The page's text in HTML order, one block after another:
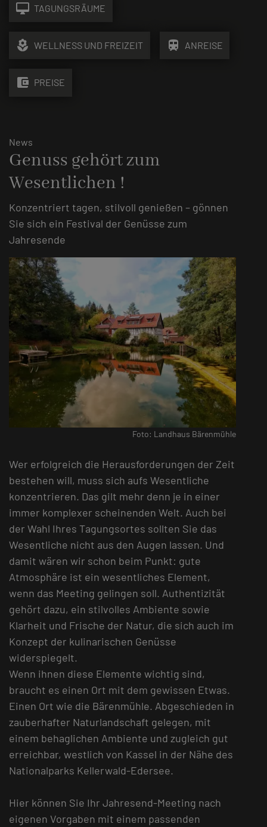
desktop_mac TAGUNGSRÄUME
local_florist WELLNESS UND FREIZEIT train ANREISE
account_balance_wallet PREISE
News
Genuss gehört zum
Wesentlichen !
Konzentriert tagen, stilvoll genießen – gönnen
Sie sich ein Festival der Genüsse zum
Jahresende
Foto: Landhaus Bärenmühle
Wer erfolgreich die Herausforderungen der Zeit
bestehen will, muss sich aufs Wesentliche
konzentrieren. Das gilt mehr denn je in einer
immer komplexer scheinenden Welt. Auch bei
der Wahl Ihres Tagungsortes sollten Sie das
Wesentliche nicht aus den Augen lassen. Und
damit wären wir schon beim Punkt: gute
Atmosphäre ist ein wesentliches Element,
wenn das Meeting gelingen soll. Authentizität
gehört dazu, ein stilvolles Ambiente sowie
Klarheit und Frische der Natur, die sich auch im
Konzept der kulinarischen Genüsse
widerspiegelt.
Wenn ihnen diese Elemente wichtig sind,
braucht es einen Ort mit dem gewissen Etwas.
Einen Ort wie die Bärenmühle. Abgeschieden in
zauberhafter Naturlandschaft gelegen, mit
einem behaglichen Ambiente und zugleich gut
erreichbar, westlich von Kassel in der Nähe des
Nationalparks Kellerwald-Edersee.
Hier können Sie Ihr Jahresend-Meeting nach
eigenen Vorgaben mit einem passenden